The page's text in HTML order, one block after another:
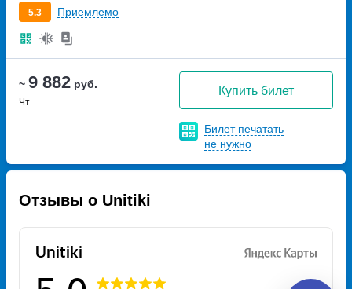
~ 9 882 руб.
Чт
Купить билет
Билет печатать
не нужно
5.3 Приемлемо
Отзывы о Unitiki